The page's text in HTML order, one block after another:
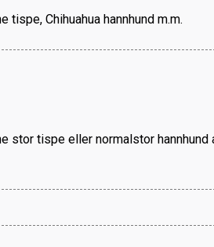
Chihuahua hannhund m.m.
stor tispe eller normalstor hannhund